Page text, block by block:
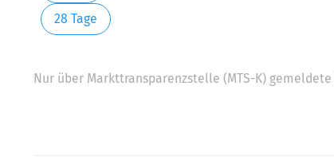
28 Tage
Nur über Markttransparenzstelle (MTS-K)